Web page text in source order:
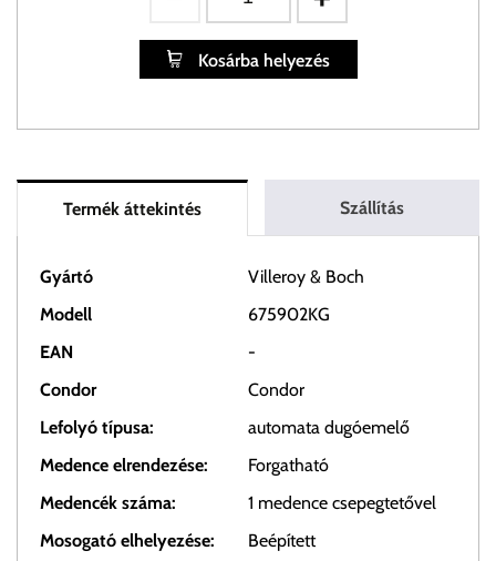
Kosárba helyezés
Termék áttekintés Szállítás
Gyártó
Villeroy & Boch
Modell
675902KG
EAN
-
Condor
Condor
Lefolyó típusa:
automata dugóemelő
Medence elrendezése:
Forgatható
Medencék száma:
1 medence csepegtetővel
Mosogató elhelyezése:
Beépített